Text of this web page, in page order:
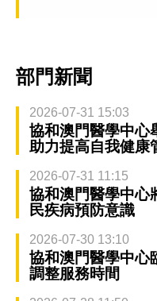
部門新聞
2026-07-31 15:03
協和澳門醫學中心
助力提高自我健康
2026-07-31 11:15
協和澳門醫學中心
民疾病預防意識
2026-07-30 13:10
協和澳門醫學中心
調整服務時間